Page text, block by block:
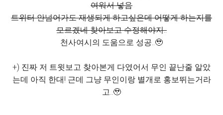
여워서 넣음
트위터 안넘어가도 재생되게 하고싶은데 어떻게 하는지를
모르겠네 찾아보고 수정해야지..
천사여시의 도움으로 성공..🥹
+) 진짜 저 트윗보고 찾아본게 다였어서 무인 끝난줄 알았
는데 아직 한대! 근데 그냥 무인이랑 별개로 홍보뛰는거라
고..🥹